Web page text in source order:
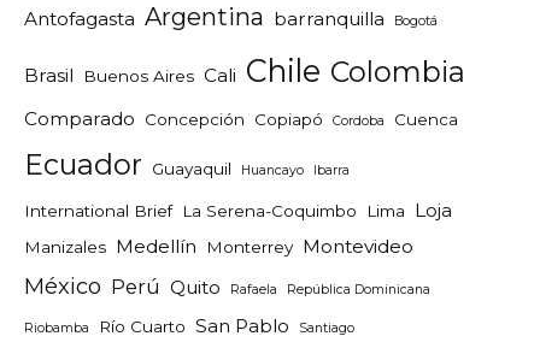
Antofagasta Argentina barranquilla Bogotá
Brasil Buenos Aires Cali Chile Colombia
Comparado Concepción Copiapó Cordoba Cuenca
Ecuador Guayaquil Huancayo Ibarra
International Brief La Serena-Coquimbo Lima Loja
Manizales Medellín Monterrey Montevideo
México Perú Quito Rafaela República Dominicana
Riobamba Río Cuarto San Pablo Santiago